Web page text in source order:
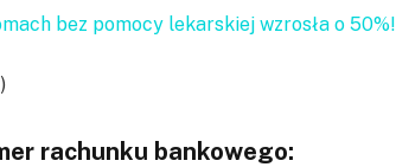
bez pomocy lekarskiej wzrosła o 50%!
rachunku bankowego: